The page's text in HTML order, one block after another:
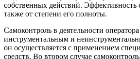
собственных действий. Эффективность
также от степени его полноты.
Самоконтроль в деятельности
инструментальным и
он осуществляется с применением
средств. Во втором случае